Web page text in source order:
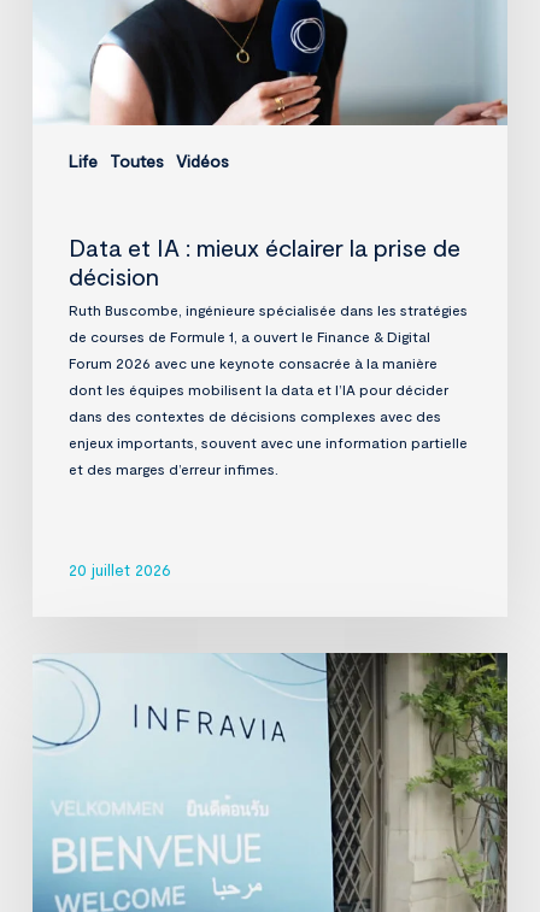
Life Toutes Vidéos
décision
Data et IA : mieux éclairer la prise de
décision
Ruth Buscombe, ingénieure spécialisée dans les stratégies
de courses de Formule 1, a ouvert le Finance & Digital
Forum 2026 avec une keynote consacrée à la manière
dont les équipes mobilisent la data et l’IA pour décider
dans des contextes de décisions complexes avec des
enjeux importants, souvent avec une information partielle
et des marges d’erreur infimes.
20 juillet 2026
InfraVia
Finance
Digital
2026